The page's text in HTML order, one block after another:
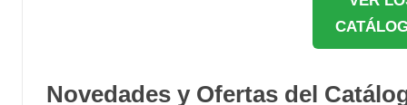
Novedades y Ofertas del